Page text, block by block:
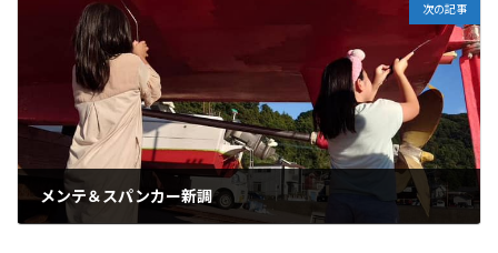
次の記事
メンテ＆スパンカー新調